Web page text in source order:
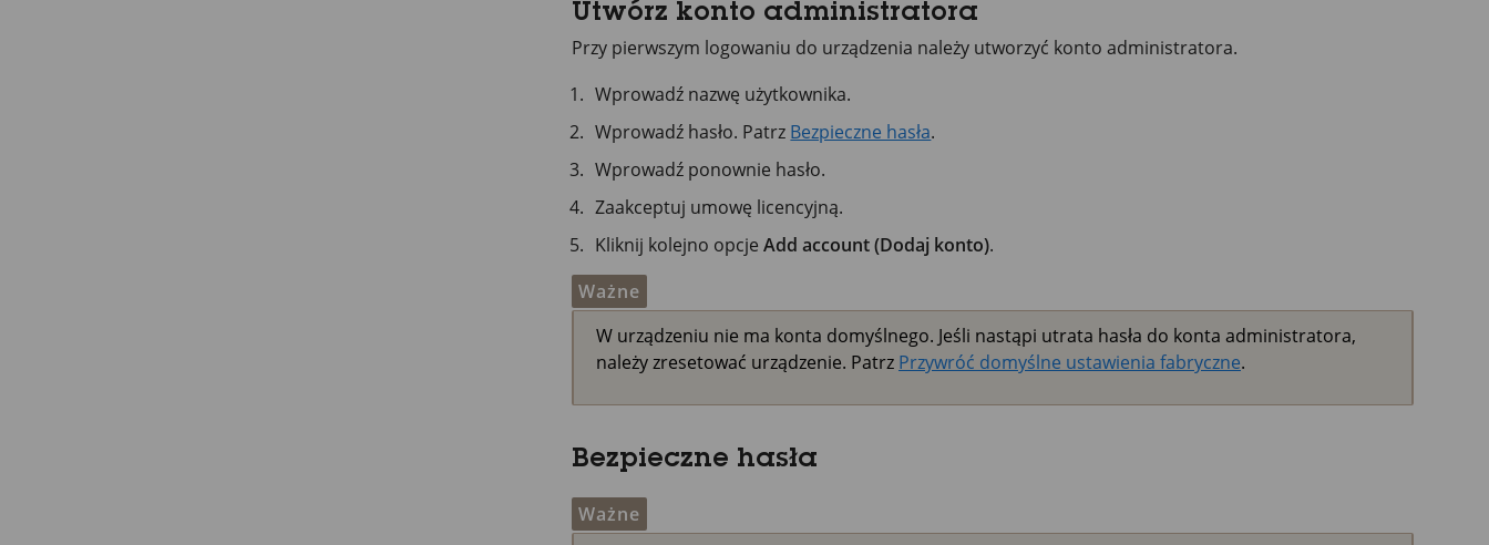
Utwórz konto administratora
Przy pierwszym logowaniu do urządzenia należy utworzyć konto administratora.
Wprowadź nazwę użytkownika.
Wprowadź hasło. Patrz Bezpieczne hasła.
Wprowadź ponownie hasło.
Zaakceptuj umowę licencyjną.
Kliknij kolejno opcjeAdd account (Dodaj konto).
Ważne
W urządzeniu nie ma konta domyślnego. Jeśli nastąpi utrata hasła do konta administratora,
należy zresetować urządzenie. Patrz Przywróć domyślne ustawienia fabryczne.
Bezpieczne hasła
Ważne